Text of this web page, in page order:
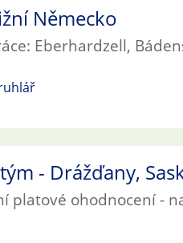
Německo
Eberhardzell,
- Drážďany,
platové ohodnocení -